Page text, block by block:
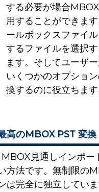
する必要が場合
用することができま
ールボックスファイ
するファイルを選択
ます。そしてユーザ
いくつかのオプショ
換するのに役立ちます
高のMBOX PST 変
見通しインポー
方法です。無制限の
は完全に独立してい